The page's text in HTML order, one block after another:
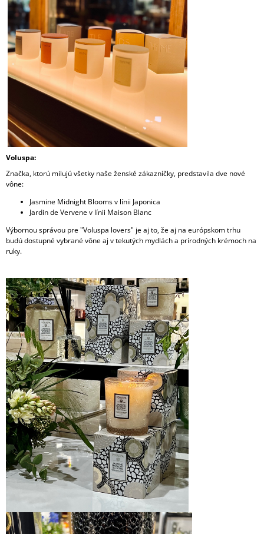
Voluspa:
Značka, ktorú milujú všetky naše ženské zákazníčky, predstavila dve nové
vône:
Jasmine Midnight Blooms v línii Japonica
Jardin de Vervene v línii Maison Blanc
Výbornou správou pre "Voluspa lovers" je aj to, že aj na európskom trhu
budú dostupné vybrané vône aj v tekutých mydlách a prírodných krémoch na
ruky.